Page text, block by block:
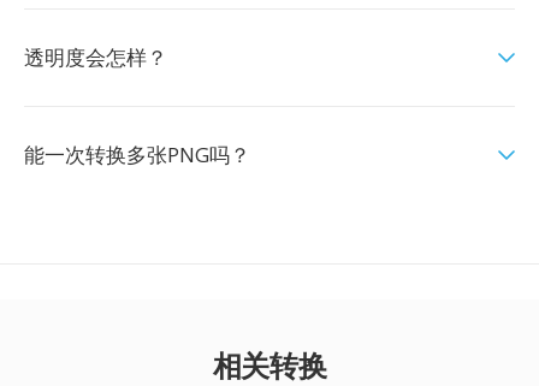
透明度会怎样？
能一次转换多张PNG吗？
相关转换